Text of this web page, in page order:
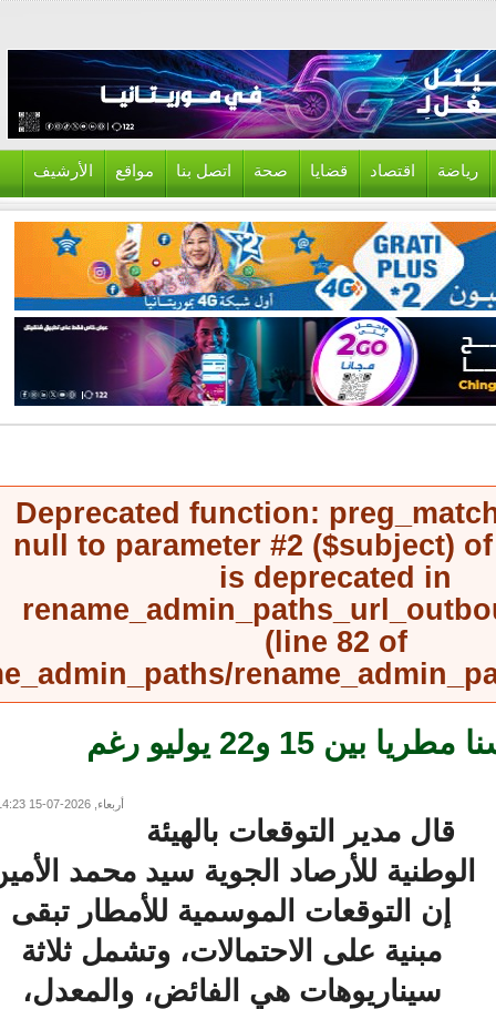
اقتصاد قضايا صحة اتصل بنا مواقع الأرشيف
Deprecated function:
null to parameter #2 ($subject)
is deprecated in
(line82of
الأرصاد تتوقع تحسنا مطريا بين 15 و22 يوليو رغم
أربعاء, 2026-07-15 14:23
قال مدير التوقعات بالهيئة
للأرصاد الجوية سيد محمد الأمين
إن التوقعات الموسمية للأمطار تبقى
مبنية على الاحتمالات، وتشمل ثلاثة
سيناريوهات هي الفائض، والمعدل،